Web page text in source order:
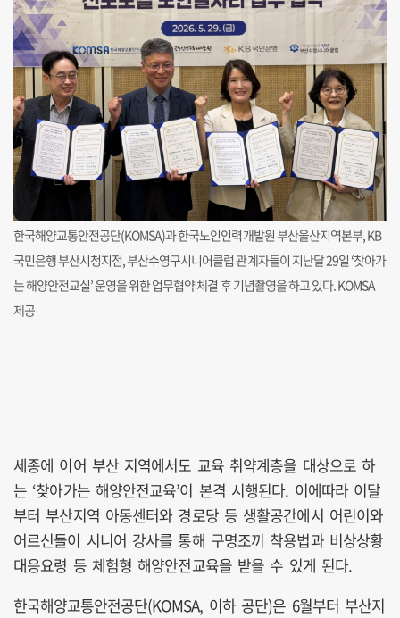
한국해양교통안전공단(KOMSA)과 한국노인인력개발원 부산울산지역본부, KB
국민은행 부산시청지점, 부산수영구시니어클럽 관계자들이 지난달 29일 ‘찾아가
는 해양안전교실’ 운영을 위한 업무협약 체결 후 기념촬영을 하고 있다. KOMSA
제공
세종에 이어 부산 지역에서도 교육 취약계층을 대상으로 하
는 ‘찾아가는 해양안전교육’이 본격 시행된다. 이에따라 이달
부터 부산지역 아동센터와 경로당 등 생활공간에서 어린이와
어르신들이 시니어 강사를 통해 구명조끼 착용법과 비상상황
대응요령 등 체험형 해양안전교육을 받을 수 있게 된다.
한국해양교통안전공단(KOMSA, 이하 공단)은 6월부터 부산지